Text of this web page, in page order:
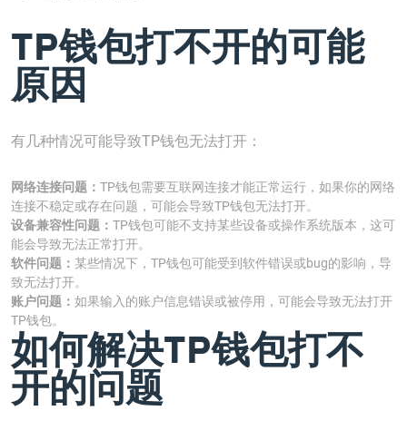
TP钱包打不开的可能
原因
有几种情况可能导致TP钱包无法打开：
网络连接问题： TP钱包需要互联网连接才能正常运行，如果你的网络
连接不稳定或存在问题，可能会导致TP钱包无法打开。
设备兼容性问题： TP钱包可能不支持某些设备或操作系统版本，这可
能会导致无法正常打开。
软件问题： 某些情况下，TP钱包可能受到软件错误或bug的影响，导
致无法打开。
账户问题： 如果输入的账户信息错误或被停用，可能会导致无法打开
TP钱包。
如何解决TP钱包打不
开的问题